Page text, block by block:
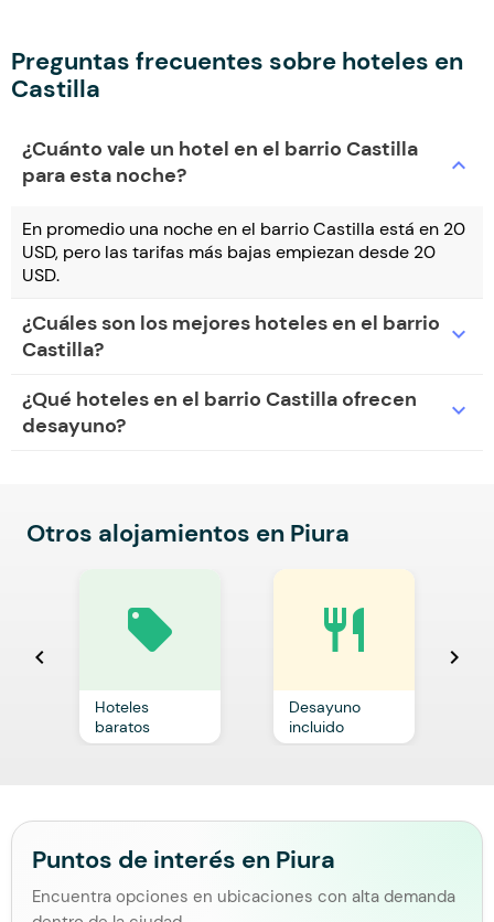
Preguntas frecuentes sobre hoteles en
Castilla
¿Cuánto vale un hotel en el barrio Castilla
para esta noche?
expand_more
En promedio una noche en el barrio Castilla está en 20
USD, pero las tarifas más bajas empiezan desde 20
USD.
¿Cuáles son los mejores hoteles en el barrio
Castilla?
expand_more
¿Qué hoteles en el barrio Castilla ofrecen
desayuno?
expand_more
Otros alojamientos en Piura
chevron_left
local_offer
Hoteles
baratos
restaurant
Desayuno
incluido
chevron_right
Puntos de interés en Piura
Encuentra opciones en ubicaciones con alta demanda